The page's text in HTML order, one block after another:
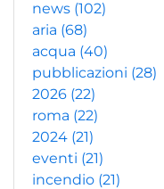
news (102)
aria (68)
acqua (40)
pubblicazioni (28)
2026 (22)
roma (22)
2024 (21)
eventi (21)
incendio (21)